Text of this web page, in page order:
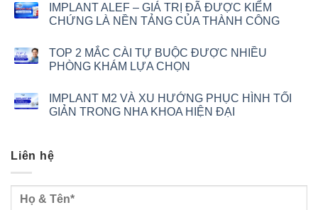
IMPLANT ALEF – GIÁ TRỊ ĐÃ ĐƯỢC KIỂM
CHỨNG LÀ NỀN TẢNG CỦA THÀNH CÔNG
TOP 2 MẮC CÀI TỰ BUỘC ĐƯỢC NHIỀU
PHÒNG KHÁM LỰA CHỌN
IMPLANT M2 VÀ XU HƯỚNG PHỤC HÌNH TỐI
GIẢN TRONG NHA KHOA HIỆN ĐẠI
Liên hệ